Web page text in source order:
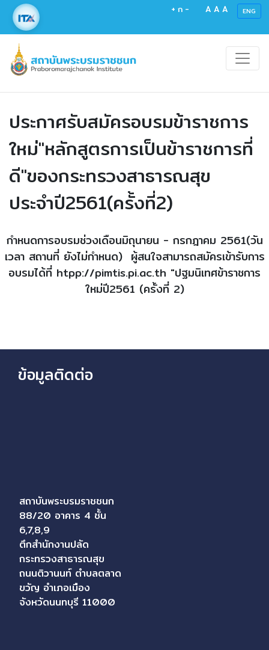
+ ก - A A A ENG
ประกาศรับสมัครอบรมข้าราชการ
ใหม่"หลักสูตรการเป็นข้าราชการที่
ดี"ของกระทรวงสาธารณสุข
ประจำปี2561(ครั้งที่2)
กำหนดการอบรมช่วงเดือนมิถุนายน - กรกฎาคม 2561(วัน
เวลา สถานที่ ยังไม่กำหนด) ผู้สนใจสามารถสมัครเข้ารับการ
อบรมได้ที่ htpp://pimtis.pi.ac.th "ปฐมนิเทศข้าราชการ
ใหม่ปี2561 (ครั้งที่ 2)
ข้อมูลติดต่อ
สถาบันพระบรมราชชนก
88/20 อาคาร 4 ชั้น
6,7,8,9
ตึกสำนักงานปลัด
กระทรวงสาธารณสุข
ถนนติวานนท์ ตำบลตลาด
ขวัญ อำเภอเมือง
จังหวัดนนทบุรี 11000